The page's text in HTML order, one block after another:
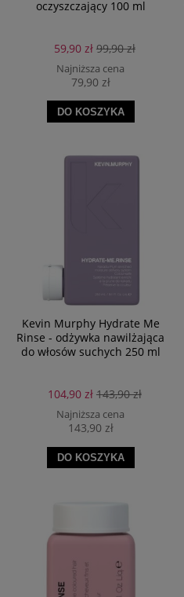
oczyszczający 100 ml
59,90 zł 99,90 zł
Najniższa cena
79,90 zł
DO KOSZYKA
Kevin Murphy Hydrate Me
Rinse - odżywka nawilżająca
do włosów suchych 250 ml
104,90 zł 143,90 zł
Najniższa cena
143,90 zł
DO KOSZYKA